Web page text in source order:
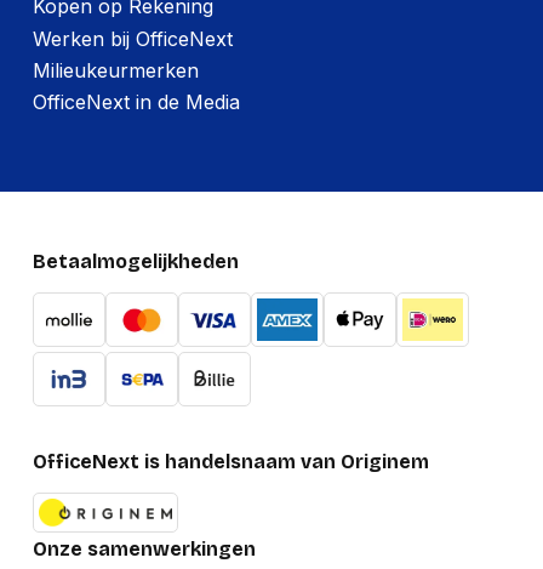
Kopen op Rekening
Werken bij OfficeNext
Milieukeurmerken
OfficeNext in de Media
Betaalmogelijkheden
OfficeNext is handelsnaam van Originem
Onze samenwerkingen